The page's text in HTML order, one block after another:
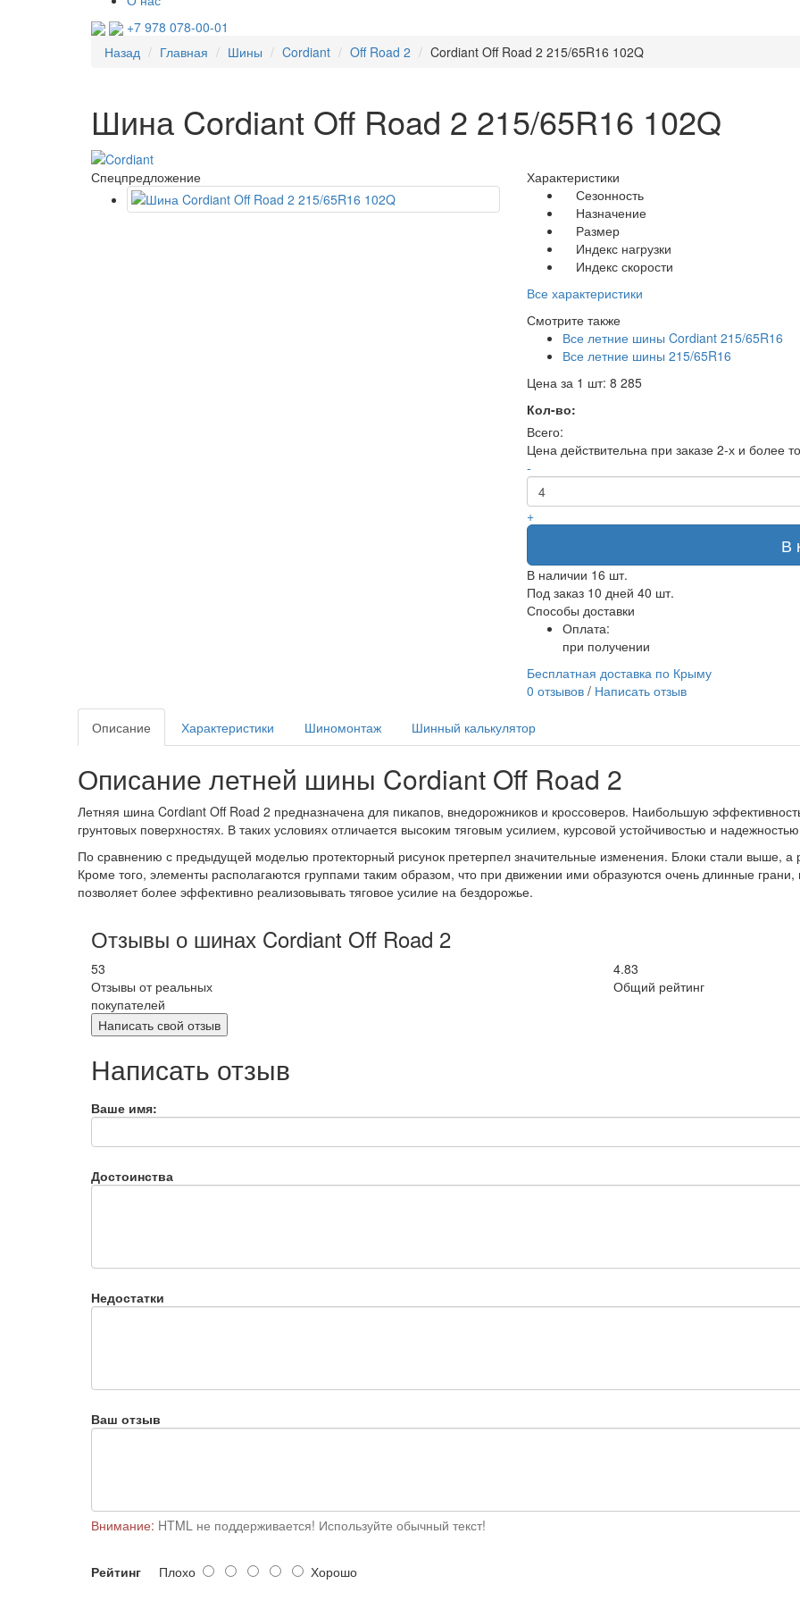
+7 978 078-00-01
Назад
Главная Шины Cordiant Off Road 2 Cordiant Off Road 2 215/65R16 102Q
Шина Cordiant Off Road 2 215/65R16 102Q
Спецпредложение
Характеристики
Сезонность
Назначение
Размер
Индекс нагрузки
Индекс скорости
Все характеристики
Смотрите также
Все летние шины Cordiant 215/65R16
Все летние шины 215/65R16
Цена за 1 шт: 8 285
Кол-во:
Всего:
Цена действительна при заказе 2-х и более
-
+
В
В наличии 16 шт.
Под заказ 10 дней 40 шт.
Способы доставки
Оплата:
при получении
Бесплатная доставка по Крыму
0 отзывов/ Написать отзыв
Описание Характеристики Шиномонтаж Шинный калькулятор
Описание летней шины Cordiant Off Road 2
Летняя шина Cordiant Off Road 2 предназначена для пикапов, внедорожников и кроссоверов. Наибольшую
грунтовых поверхностях. В таких условиях отличается высоким тяговым усилием, курсовой устойчивостью и
По сравнению с предыдущей моделью протекторный рисунок претерпел значительные изменения. Блоки стали выше,
Кроме того, элементы располагаются группами таким образом, что при движении ими образуются очень длинные
позволяет более эффективно реализовывать тяговое усилие на бездорожье.
Отзывы о шинах Cordiant Off Road 2
53
Отзывы от реальных
покупателей
4.83
Общий рейтинг
Написать свой отзыв
Написать отзыв
Ваше имя:
Достоинства
Недостатки
Ваш отзыв
Внимание: HTML не поддерживается! Используйте обычный текст!
Рейтинг Плохо Хорошо